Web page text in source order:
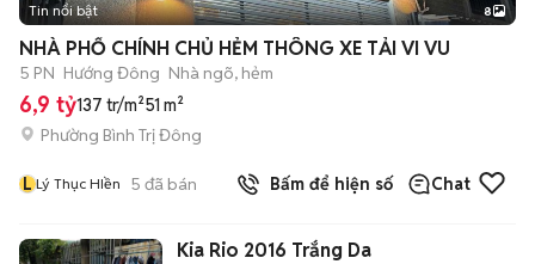
+2
Tin nổi bật 8
NHÀ PHỐ CHÍNH CHỦ HẺM THÔNG XE TẢI VI VU
5 PN Hướng Đông Nhà ngõ, hẻm
6,9 tỷ137 tr/m²51 m²
Phường Bình Trị Đông
L Lý Thục HIền 5 đã bán Bấm để hiện số Chat
Kia Rio 2016 Trắng Da